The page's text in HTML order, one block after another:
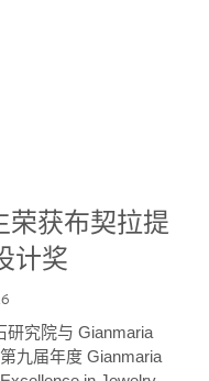
荣获布契拉提
计奖
研究院与 Gianmaria
九届年度 Gianmaria